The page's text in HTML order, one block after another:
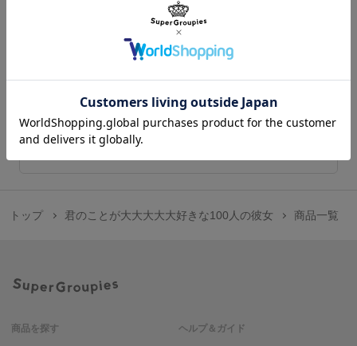
この作品のトップへ
在庫販売のご案内
トップ 君のことが大大大大大好きな100人の彼女 商品一覧
商品を探す ヘルプ＆ガイド